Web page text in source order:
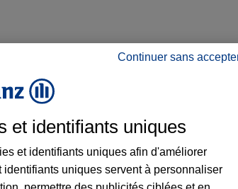
aux alentours : adresses,
Continuer sans
et identifiants uniques
et identifiants uniques afin d'améliorer
uniques servent à personnaliser